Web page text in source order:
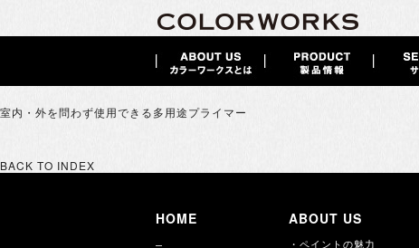
室内・外を問わず使用できる多用途プライマー
BACK TO INDEX
HOME ABOUT US
・ペイントの魅力